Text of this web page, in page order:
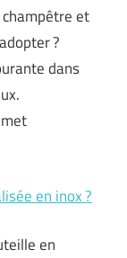
et
?
dans
en inox ?
en